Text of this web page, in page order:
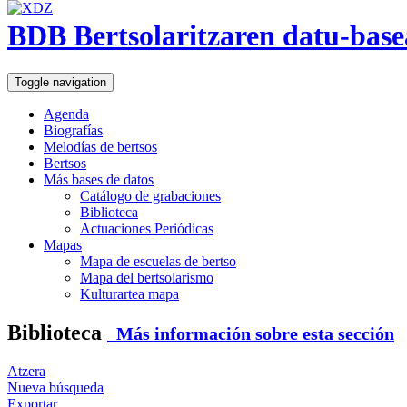
BDB Bertsolaritzaren datu-
Toggle navigation
Agenda
Biografías
Melodías de bertsos
Bertsos
Más bases de datos
Catálogo de grabaciones
Biblioteca
Actuaciones Periódicas
Mapas
Mapa de escuelas de bertso
Mapa del bertsolarismo
Kulturartea mapa
Biblioteca Más información sobre esta sección
Atzera
Nueva búsqueda
Exportar